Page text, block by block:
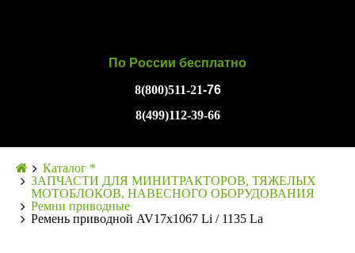
По России бесплатно
8(800)511-21-76
8(499)112-39-66
Каталог *
ЗАПЧАСТИ ДЛЯ МИНИТРАКТОРОВ, ТЯЖЕЛЫХ
МОТОБЛОКОВ, НАВЕСНОГО ОБОРУДОВАНИЯ
Ремни приводные
Ремень приводной AV17x1067 Li / 1135 La